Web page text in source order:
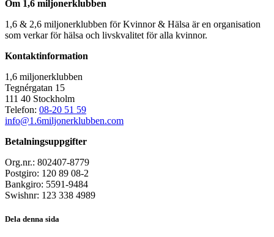
Om 1,6 miljonerklubben
1,6 & 2,6 miljonerklubben för Kvinnor & Hälsa är en organisation
som verkar för hälsa och livskvalitet för alla kvinnor.
Kontaktinformation
1,6 miljonerklubben
Tegnérgatan 15
111 40 Stockholm
Telefon: 08-20 51 59
info@1.6miljonerklubben.com
Betalningsuppgifter
Org.nr.: 802407-8779
Postgiro: 120 89 08-2
Bankgiro: 5591-9484
Swishnr: 123 338 4989
Dela denna sida